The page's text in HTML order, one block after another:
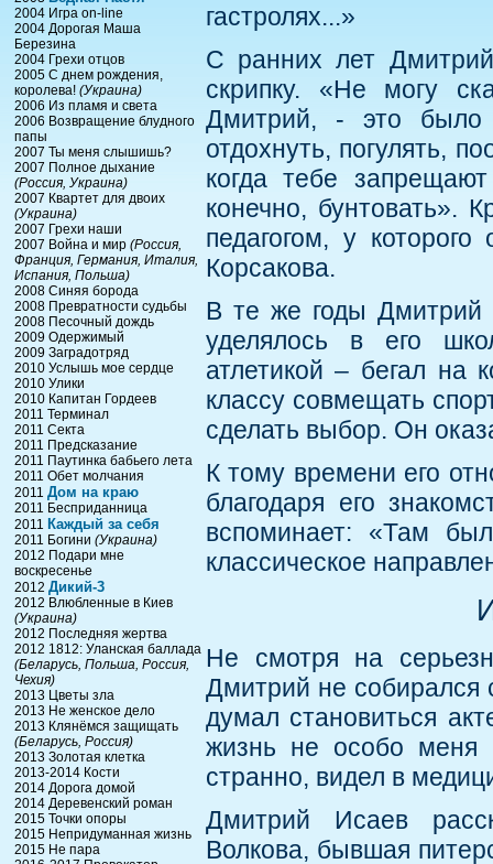
2004 Игра on-line
2004 Дорогая Маша
Березина
2004 Грехи отцов
2005 С днем рождения,
королева! (Украина)
2006 Из пламя и света
2006 Возвращение блудного
папы
2007 Ты меня слышишь?
2007 Полное дыхание
(Россия, Украина)
2007 Квартет для двоих
(Украина)
2007 Грехи наши
2007 Война и мир (Россия,
Франция, Германия, Италия,
Испания, Польша)
2008 Синяя борода
2008 Превратности судьбы
2008 Песочный дождь
2009 Одержимый
2009 Заградотряд
2010 Услышь мое сердце
2010 Улики
2010 Капитан Гордеев
2011 Терминал
2011 Секта
2011 Предсказание
2011 Паутинка бабьего лета
2011 Обет молчания
2011 Дом на краю
2011 Бесприданница
2011 Каждый за себя
2011 Богини (Украина)
2012 Подари мне
воскресенье
2012 Дикий-3
2012 Влюбленные в Киев
(Украина)
2012 Последняя жертва
2012 1812: Уланская баллада
(Беларусь, Польша, Россия,
Чехия)
2013 Цветы зла
2013 Не женское дело
2013 Клянёмся защищать
(Беларусь, Россия)
2013 Золотая клетка
2013-2014 Кости
2014 Дорога домой
2014 Деревенский роман
2015 Точки опоры
2015 Непридуманная жизнь
2015 Не пара
гастролях...»
С ранних лет
скрипку. «Не могу
Дмитрий, - это было
отдохнуть, погулять,
когда тебе
конечно, бунтовать».
педагогом, у
Корсакова.
В те же годы Дмитрий
уделялось в его
атлетикой – бегал на
классу совмещать
сделать выбор. Он
К тому времени его
благодаря его
вспоминает: «Там
классическое
Не смотря на
Дмитрий не собирался
думал становиться
жизнь не особо меня
странно, видел в
Дмитрий Исаев
Волкова, бывшая